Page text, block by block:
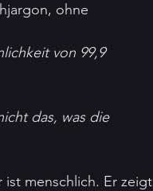
ohne
von 99,9
das, was die
ist menschlich. Er zeigt